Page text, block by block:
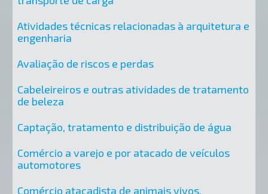
Atividades técnicas relacionadas à arquitetura e
engenharia
Avaliação de riscos e perdas
Cabeleireiros e outras atividades de tratamento
de beleza
Captação, tratamento e distribuição de água
Comércio a varejo e por atacado de veículos
automotores
Comércio atacadista de animais vivos,